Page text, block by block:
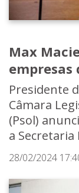
Max
empresas
Presidente
Câmara
(Psol)
a Secretaria
28/02/2024